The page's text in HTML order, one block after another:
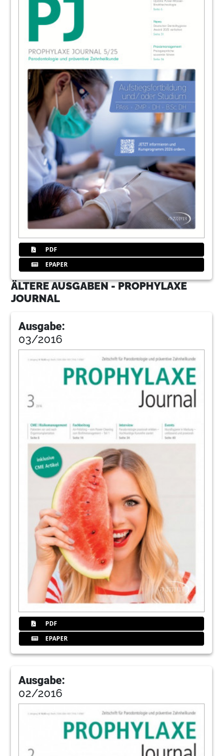
PDF
EPAPER
ÄLTERE AUSGABEN - PROPHYLAXE
JOURNAL
Ausgabe:
03/2016
PDF
EPAPER
Ausgabe:
02/2016